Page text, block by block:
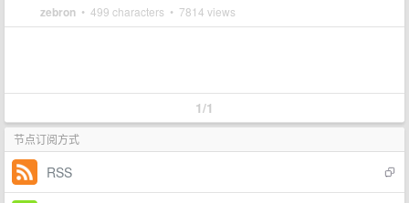
zebron • 499 characters • 7814 views
1/1
节点订阅方式
RSS